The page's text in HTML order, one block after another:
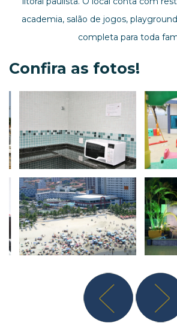
academia, salão de jogos,
completa para toda
Confira as fotos!